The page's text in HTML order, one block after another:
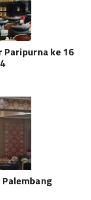
Paripurna ke 16
Palembang